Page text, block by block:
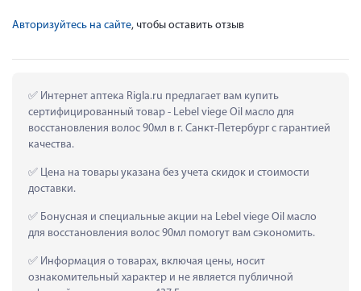
Авторизуйтесь на сайте, чтобы оставить отзыв
Интернет аптека Rigla.ru предлагает вам купить
сертифицированный товар - Lebel viege Oil масло для
восстановления волос 90мл в г. Санкт-Петербург с гарантией
качества.
Цена на товары указана без учета скидок и стоимости
доставки.
Бонусная и специальные акции на Lebel viege Oil масло
для восстановления волос 90мл помогут вам сэкономить.
Информация о товарах, включая цены, носит
ознакомительный характер и не является публичной